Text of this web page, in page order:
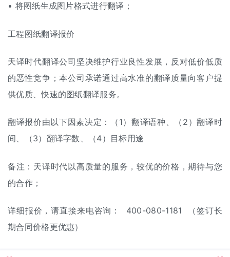
• 将图纸生成图片格式进行翻译；
工程图纸翻译报价
天译时代翻译公司坚决维护行业良性发展，反对低价低质
的恶性竞争；本公司承诺通过高水准的翻译质量向客户提
供优质、快速的图纸翻译服务。
翻译报价由以下因素决定：（1）翻译语种、（2）翻译时
间、（3）翻译字数、（4）目标用途
备注：天译时代以高质量的服务，较优的价格，期待与您
的合作；
详细报价，请直接来电咨询： 400-080-1181 （签订长
期合同价格更优惠）